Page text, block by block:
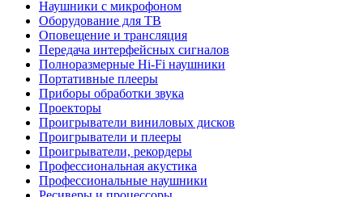
Наушники с микрофоном
Оборудование для ТВ
Оповещение и трансляция
Передача интерфейсных сигналов
Полноразмерные Hi-Fi наушники
Портативные плееры
Приборы обработки звука
Проекторы
Проигрыватели виниловых дисков
Проигрыватели и плееры
Проигрыватели, рекордеры
Профессиональная акустика
Профессиональные наушники